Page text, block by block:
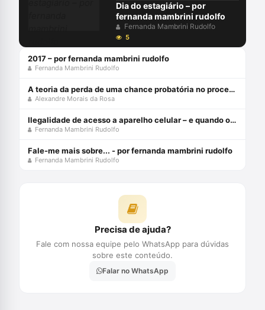
Dia do estagiário – por
fernanda mambrini rudolfo
Fernanda Mambrini Rudolfo
5
2017 – por fernanda mambrini rudolfo
Fernanda Mambrini Rudolfo
A teoria da perda de uma chance probatória no processo penal - julho 2024
Alexandre Morais da Rosa
Ilegalidade de acesso a aparelho celular – e quando o dono “fornece” a senha?
Fernanda Mambrini Rudolfo
Fale-me mais sobre... - por fernanda mambrini rudolfo
Fernanda Mambrini Rudolfo
Precisa de ajuda?
Fale com nossa equipe pelo WhatsApp para dúvidas
sobre este conteúdo.
Falar no WhatsApp